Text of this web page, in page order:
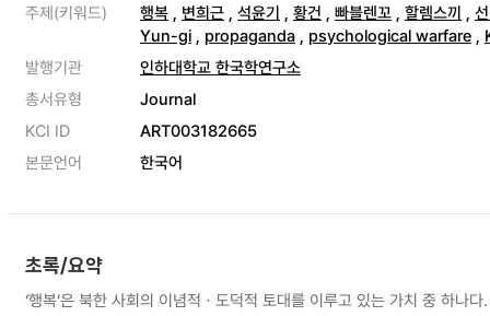
주제(키워드) 행복 , 변희근 , 석윤기 , 황건 , 빠블렌꼬 , 할렘스끼 ,
Yun-gi , propaganda , psychological warfare ,
발행기관
인하대학교 한국학연구소
총서유형
Journal
KCI ID
ART003182665
본문언어
한국어
초록/요약
‘행복’은 북한 사회의 이념적ㆍ도덕적 토대를 이루고 있는 가치 중 하나